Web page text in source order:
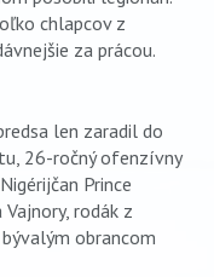
chlapcov z
za prácou.
len zaradil do
26-ročný ofenzívny
Prince
rodák z
obrancom